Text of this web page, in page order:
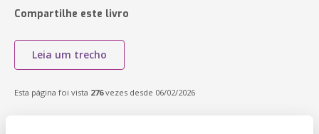
Compartilhe este livro
Leia um trecho
Esta página foi vista 276vezes desde 06/02/2026